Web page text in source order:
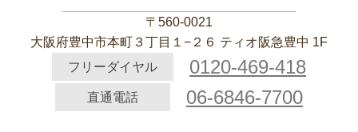
〒560-0021
大阪府豊中市本町３丁目１−２６ ティオ阪急豊中 1F
フリーダイヤル
0120-469-418
直通電話 06-6846-7700